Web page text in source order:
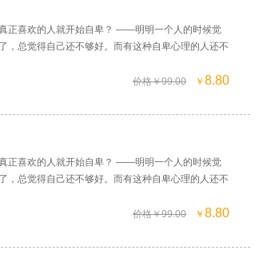
正喜欢的人就开始自卑？ ——明明一个人的时候觉
，总觉得自己还不够好。而有这种自卑心理的人还不
价格￥99.00 ￥ 8.80
正喜欢的人就开始自卑？ ——明明一个人的时候觉
，总觉得自己还不够好。而有这种自卑心理的人还不
价格￥99.00 ￥ 8.80